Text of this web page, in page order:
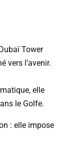
Tower
vers l’avenir.
elle
le Golfe.
: elle impose